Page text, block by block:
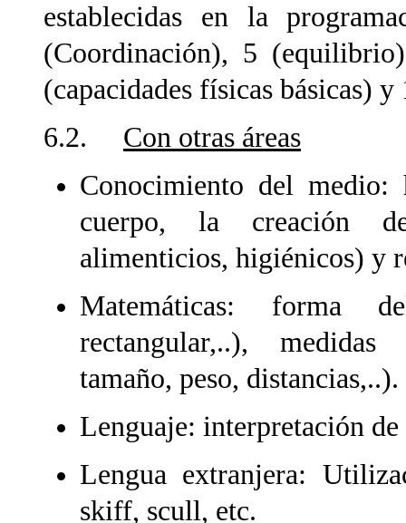
establecidas en la
(Coordinación), 5
(capacidades físicas básicas)
6.2. Con otras áreas
Conocimiento del medio:
cuerpo, la creación
alimenticios, higiénicos) y
Matemáticas: forma
rectangular,..), medidas
tamaño, peso, distancias,..).
Lenguaje: interpretación
Lengua extranjera:
skiff, scull, etc.